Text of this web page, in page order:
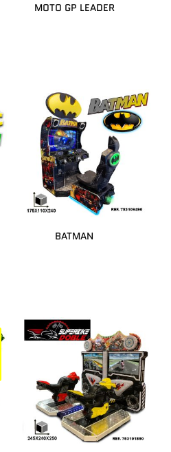
MOTO GP LEADER
BATMAN